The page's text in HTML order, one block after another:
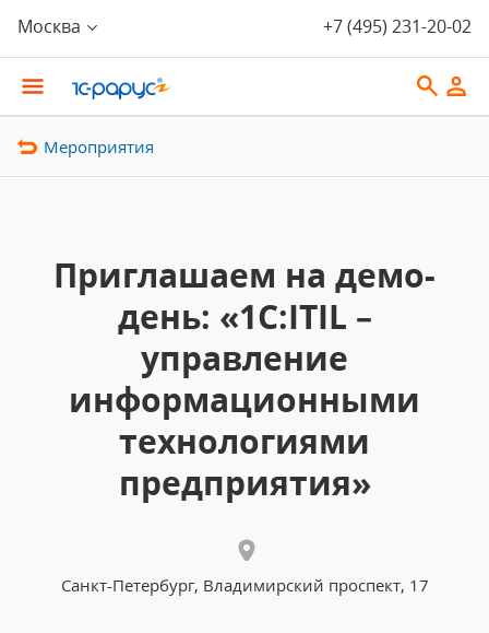
Москва +7 (495) 231-20-02
Мероприятия
Приглашаем на демо-
день: «1С:ITIL –
управление
информационными
технологиями
предприятия»
Санкт-Петербург, Владимирский проспект, 17